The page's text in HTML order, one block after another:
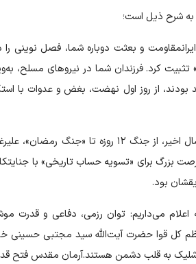
به شرح ذیل است؛
و بعثت دوباره شما، فصل نوینی
تثبیت کرد. فرزندان شما در نیروهای مسلح،
بودند، از روز اول نهضت، بغض و عدوات با
اتفاقات یک سال اخیر، از جنگ ۱۲
بزرگ برای «تسویه حساب تاریخی» با
بود.
اعلام می‌داریم: توان رزمی، دفاعی و قدرت
کل قوا حضرت آیت‌الله ‌سید مجتبی حسینی
شلیک به قلب دشمن هستند.آرمان مقدس فتح